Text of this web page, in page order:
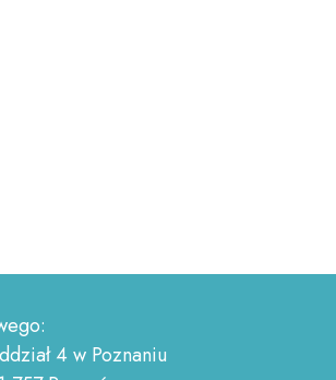
4 w Poznaniu